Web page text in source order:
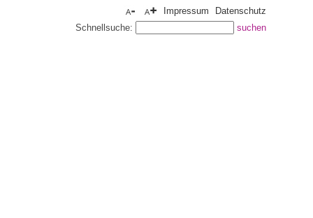
Impressum
Datenschutz
Schnellsuche: